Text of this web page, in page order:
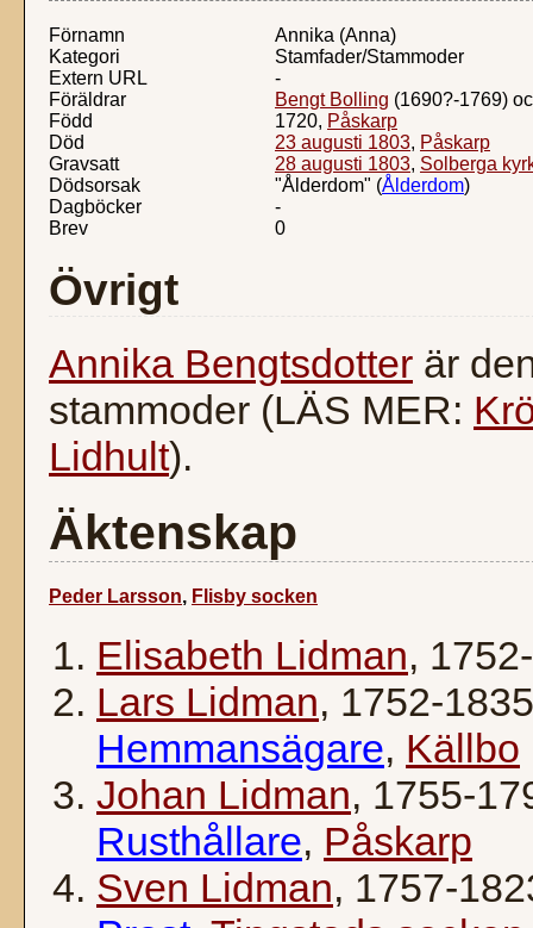
Förnamn
Annika (Anna)
Kategori
Stamfader/Stammoder
Extern URL
-
Föräldrar
Bengt Bolling (1690?-1769)
Född
1720, Påskarp
Död
23 augusti 1803, Påskarp
Gravsatt
28 augusti 1803, Solberga
Dödsorsak
"Ålderdom" (Ålderdom)
Dagböcker
-
Brev
0
Övrigt
Annika Bengtsdotter är
stammoder (LÄS MER:
Lidhult).
Äktenskap
Peder Larsson, Flisby socken
Elisabeth Lidman,
Lars Lidman, 1752-1835
Hemmansägare, Källbo
Johan Lidman, 1755-
Rusthållare, Påskarp
Sven Lidman, 1757-